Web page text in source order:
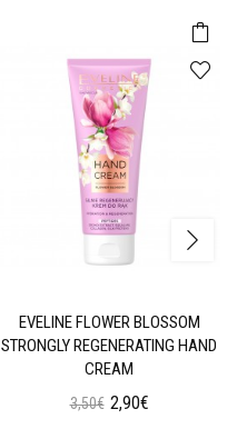
EVELINE FLOWER BLOSSOM
STRONGLY REGENERATING HAND
CREAM
3,50€ 2,90€